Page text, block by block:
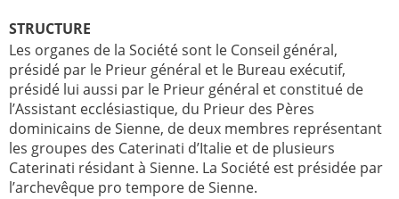
STRUCTURE
Les organes de la Société sont le Conseil général,
présidé par le Prieur général et le Bureau exécutif,
présidé lui aussi par le Prieur général et constitué de
l’Assistant ecclésiastique, du Prieur des Pères
dominicains de Sienne, de deux membres représentant
les groupes des Caterinati d’Italie et de plusieurs
Caterinati résidant à Sienne. La Société est présidée par
l’archevêque pro tempore de Sienne.